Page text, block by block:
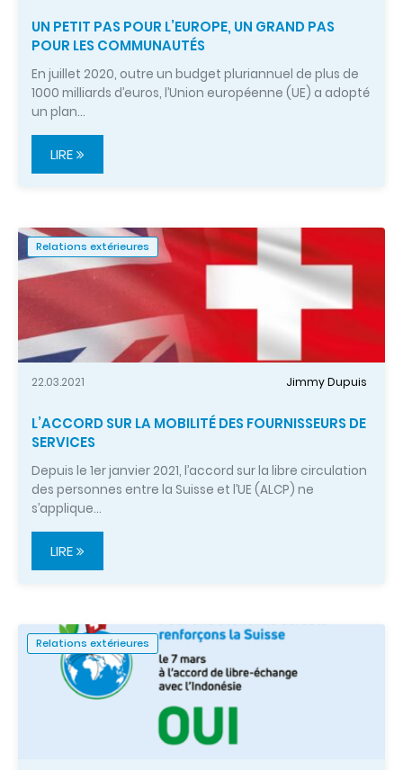
UN PETIT PAS POUR L’EUROPE, UN GRAND PAS
POUR LES COMMUNAUTÉS
En juillet 2020, outre un budget pluriannuel de plus de
1000 milliards d’euros, l’Union européenne (UE) a adopté
un plan…
LIRE
Relations extérieures
22.03.2021 Jimmy Dupuis
L’ACCORD SUR LA MOBILITÉ DES FOURNISSEURS DE
SERVICES
Depuis le 1er janvier 2021, l’accord sur la libre circulation
des personnes entre la Suisse et l’UE (ALCP) ne
s’applique…
LIRE
Relations extérieures